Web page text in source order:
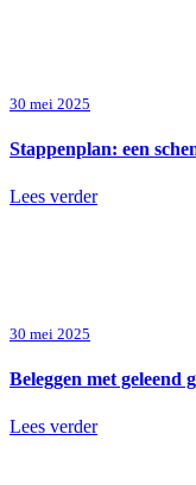
30 mei 2025
Stappenplan: een
Lees verder
30 mei 2025
Beleggen met geleend
Lees verder